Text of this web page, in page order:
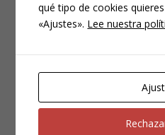
Aquel militar que
Aquel militar
otroengañohace
en condiciones
qué tipo de cookies
«Ajustes». Lee nuestra